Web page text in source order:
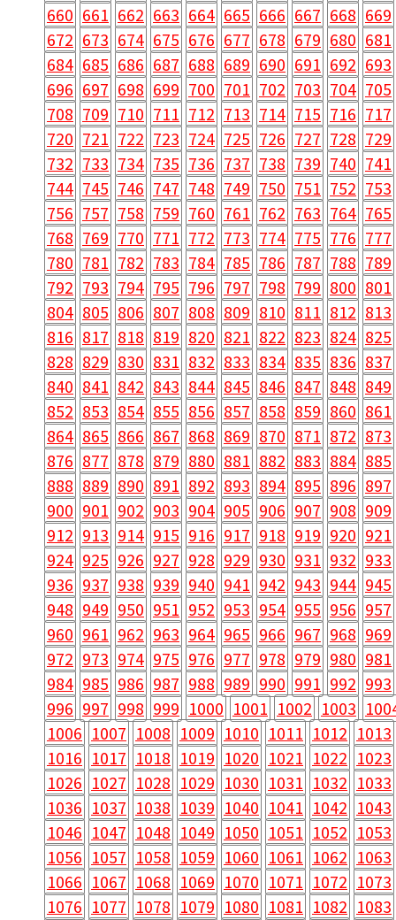
660 661 662 663 664 665 666 667 668 669
672 673 674 675 676 677 678 679 680 681
684 685 686 687 688 689 690 691 692 693
696 697 698 699 700 701 702 703 704 705
708 709 710 711 712 713 714 715 716 717
720 721 722 723 724 725 726 727 728 729
732 733 734 735 736 737 738 739 740 741
744 745 746 747 748 749 750 751 752 753
756 757 758 759 760 761 762 763 764 765
768 769 770 771 772 773 774 775 776 777
780 781 782 783 784 785 786 787 788 789
792 793 794 795 796 797 798 799 800 801
804 805 806 807 808 809 810 811 812 813
816 817 818 819 820 821 822 823 824 825
828 829 830 831 832 833 834 835 836 837
840 841 842 843 844 845 846 847 848 849
852 853 854 855 856 857 858 859 860 861
864 865 866 867 868 869 870 871 872 873
876 877 878 879 880 881 882 883 884 885
888 889 890 891 892 893 894 895 896 897
900 901 902 903 904 905 906 907 908 909
912 913 914 915 916 917 918 919 920 921
924 925 926 927 928 929 930 931 932 933
936 937 938 939 940 941 942 943 944 945
948 949 950 951 952 953 954 955 956 957
960 961 962 963 964 965 966 967 968 969
972 973 974 975 976 977 978 979 980 981
984 985 986 987 988 989 990 991 992 993
996 997 998 999 1000 1001 1002 1003
1006 1007 1008 1009 1010 1011 1012 1013
1016 1017 1018 1019 1020 1021 1022 1023
1026 1027 1028 1029 1030 1031 1032 1033
1036 1037 1038 1039 1040 1041 1042 1043
1046 1047 1048 1049 1050 1051 1052 1053
1056 1057 1058 1059 1060 1061 1062 1063
1066 1067 1068 1069 1070 1071 1072 1073
1076 1077 1078 1079 1080 1081 1082 1083